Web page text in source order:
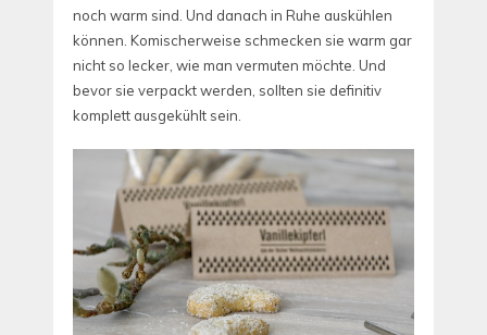
noch warm sind. Und danach in Ruhe auskühlen
können. Komischerweise schmecken sie warm gar
nicht so lecker, wie man vermuten möchte. Und
bevor sie verpackt werden, sollten sie definitiv
komplett ausgekühlt sein.